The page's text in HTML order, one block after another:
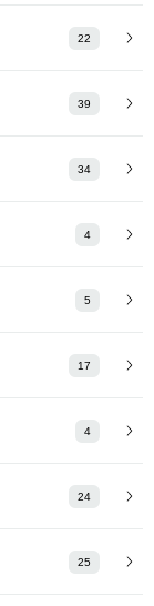
22
39
34
4
5
17
4
24
25